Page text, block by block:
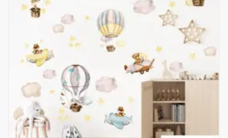
varijanti.
Opcije
odabrati
na
proizvoda